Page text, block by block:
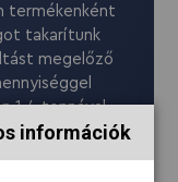
termékenként
takarítunk
megelőző
1,4 tonnával,
fel. A
információk